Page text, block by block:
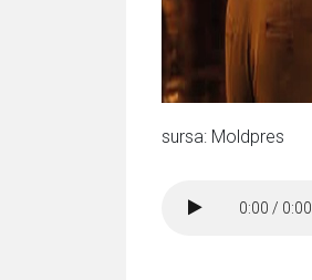
sursa: Moldpres
0:00 / 0:00